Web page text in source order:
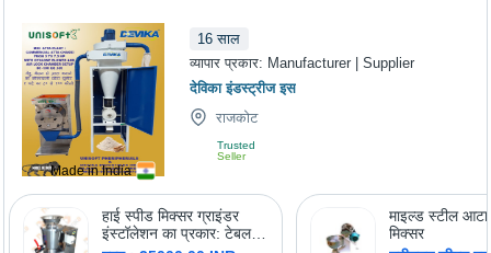
Made in India
16 साल
व्यापार प्रकार: Manufacturer | Supplier
देविका इंडस्ट्रीज इस
राजकोट
Trusted
Seller
हाई स्पीड मिक्सर ग्राइंडर
इंस्टॉलेशन का प्रकार: टेबल
माइल्ड स्टील
मिक्सर